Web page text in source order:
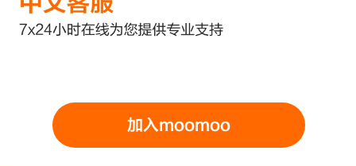
加入moomoo